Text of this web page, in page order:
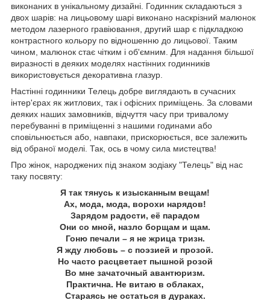
виконаних в унікальному дизайні. Годинник складаються з
двох шарів: на лицьовому шарі виконано наскрізний малюнок
методом лазерного гравіювання, другий шар є підкладкою
контрастного кольору по відношенню до лицьової. Таким
чином, малюнок стає чітким і об'ємним. Для надання більшої
виразності в деяких моделях настінних годинників
використовується декоративна глазур.
Настінні годинники Телець добре виглядають в сучасних
інтер'єрах як житлових, так і офісних приміщень. За словами
деяких наших замовників, відчуття часу при тривалому
перебуванні в приміщенні з нашими годинами або
сповільнюється або, навпаки, прискорюється, все залежить
від обраної моделі. Так, ось в чому сила мистецтва!
Про жінок, народжених під знаком зодіаку "Телець" від нас
таку посвяту:
Я так тянусь к изысканным вещам!
Ах, мода, мода, ворохи нарядов!
Зарядом радости, её парадом
Они со мной, назло борщам и щам.
Гоню печали – я не жрица тризн.
Я жду любовь – с поэзией и прозой.
Но часто расцветает пышной розой
Во мне зачаточный авантюризм.
Практична. Не витаю в облаках,
Стараясь не остаться в дураках.